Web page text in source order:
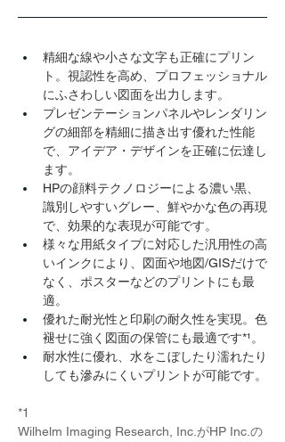
精細な線や小さな文字も正確にプリン
ト。視認性を高め、プロフェッショナル
にふさわしい図面を出力します。​
プレゼンテーションパネルやレンダリン
グの細部を精細に描き出す優れた性能
で、アイデア・デザインを正確に伝達し
ます。
HPの顔料テクノロジーによる濃い黒、
識別しやすいグレー、鮮やかな色の再現
で、効果的な表現が可能です。
様々な用紙タイプに対応した汎用性の高
いインクにより、図面や地図/GISだけで
なく、ポスターなどのプリントにも最
適。
優れた耐光性と印刷の耐久性を実現。色
褪せに強く図面の​保管にも最適です*¹​。
耐水性に優れ、水をこぼしたり濡れたり
しても滲みにくいプリントが可能です。
*1
Wilhelm Imaging Research, Inc.がHP Inc.の